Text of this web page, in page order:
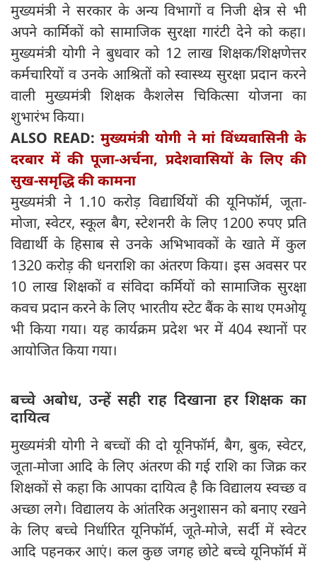
मुख्यमंत्री ने सरकार के अन्य विभागों व निजी क्षेत्र से भी
अपने कार्मिकों को सामाजिक सुरक्षा गारंटी देने को कहा।
मुख्यमंत्री योगी ने बुधवार को 12 लाख शिक्षक/शिक्षणेत्तर
कर्मचारियों व उनके आश्रितों को स्वास्थ्य सुरक्षा प्रदान करने
वाली मुख्यमंत्री शिक्षक कैशलेस चिकित्सा योजना का
शुभारंभ किया।
ALSO READ:मुख्यमंत्री योगी ने मां विंध्यवासिनी के
दरबार में की पूजा-अर्चना, प्रदेशवासियों के लिए की
सुख-समृद्धि की कामना
मुख्यमंत्री ने 1.10 करोड़ विद्यार्थियों की यूनिफॉर्म, जूता-
मोजा, स्वेटर, स्कूल बैग, स्टेशनरी के लिए 1200 रुपए प्रति
विद्यार्थी के हिसाब से उनके अभिभावकों के खाते में कुल
1320 करोड़ की धनराशि का अंतरण किया। इस अवसर पर
10 लाख शिक्षकों व संविदा कर्मियों को सामाजिक सुरक्षा
कवच प्रदान करने के लिए भारतीय स्टेट बैंक के साथ एमओयू
भी किया गया। यह कार्यक्रम प्रदेश भर में 404 स्थानों पर
आयोजित किया गया।
बच्चे अबोध, उन्हें सही राह दिखाना हर शिक्षक का
दायित्व
मुख्यमंत्री योगी ने बच्चों की दो यूनिफॉर्म, बैग, बुक, स्वेटर,
जूता-मोजा आदि के लिए अंतरण की गई राशि का जिक्र कर
शिक्षकों से कहा कि आपका दायित्व है कि विद्यालय स्वच्छ व
अच्छा लगे। विद्यालय के आंतरिक अनुशासन को बनाए रखने
के लिए बच्चे निर्धारित यूनिफॉर्म, जूते-मोजे, सर्दी में स्वेटर
आदि पहनकर आएं। कल कुछ जगह छोटे बच्चे यूनिफॉर्म में